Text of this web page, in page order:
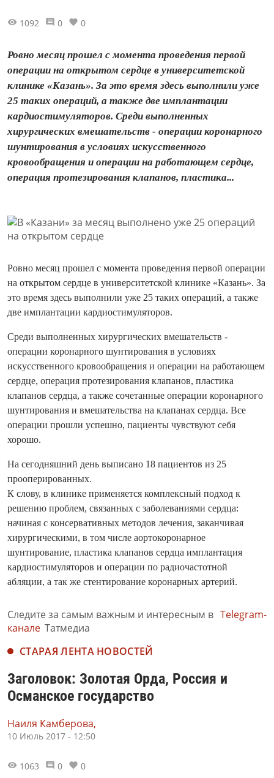
1092 0 0
Ровно месяц прошел с момента проведения первой
операции на открытом сердце в университетской
клинике «Казань». За это время здесь выполнили уже
25 таких операций, а также две имплантации
кардиостимуляторов. Среди выполненных
хирургических вмешательств - операции коронарного
шунтирования в условиях искусственного
кровообращения и операции на работающем сердце,
операция протезирования клапанов, пластика...
Ровно месяц прошел с момента проведения первой операции
на открытом сердце в университетской клинике «Казань». За
это время здесь выполнили уже 25 таких операций, а также
две имплантации кардиостимуляторов.
Среди выполненных хирургических вмешательств -
операции коронарного шунтирования в условиях
искусственного кровообращения и операции на работающем
сердце, операция протезирования клапанов, пластика
клапанов сердца, а также сочетанные операции коронарного
шунтирования и вмешательства на клапанах сердца. Все
операции прошли успешно, пациенты чувствуют себя
хорошо.
На сегодняшний день выписано 18 пациентов из 25
прооперированных.
К слову, в клинике применяется комплексный подход к
решению проблем, связанных с заболеваниями сердца:
начиная с консервативных методов лечения, заканчивая
хирургическими, в том числе аортокоронарное
шунтирование, пластика клапанов сердца имплантация
кардиостимуляторов и операции по радиочастотной
абляции, а так же стентирование коронарных артерий.
Следите за самым важным и интересным в Telegram-
канале Татмедиа
СТАРАЯ ЛЕНТА НОВОСТЕЙ
Заголовок: Золотая Орда, Россия и
Османское государство
Наиля Камберова,
10 Июль 2017 - 12:50
1063 0 0